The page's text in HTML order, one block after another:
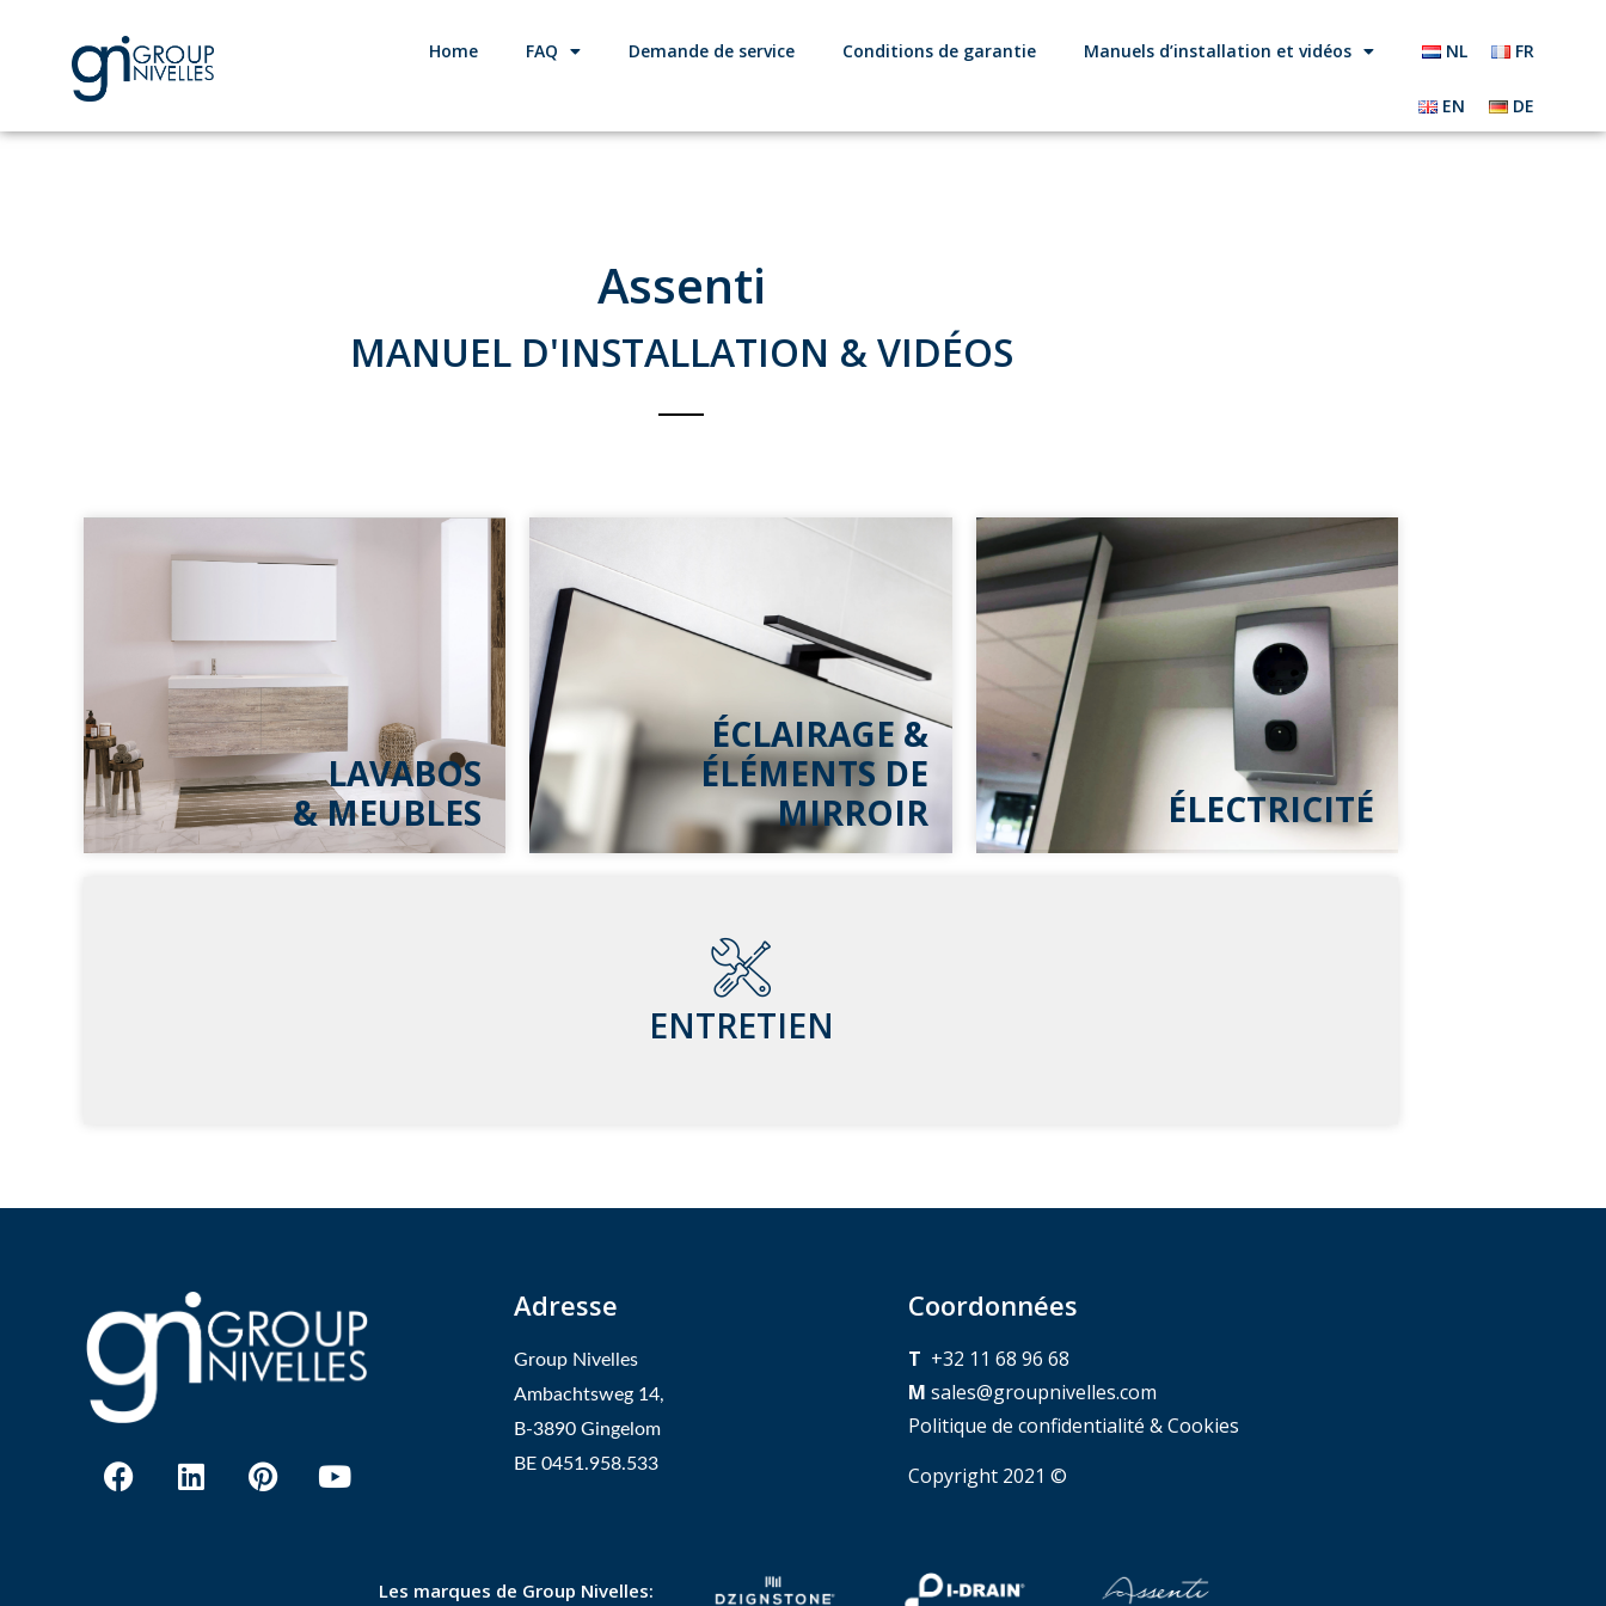
Home FAQ Demande de service Conditions de garantie Manuels d’installation et vidéos NL FR
EN DE
Assenti
MANUEL D'INSTALLATION & VIDÉOS
LAVABOS
& MEUBLES
ÉCLAIRAGE &
ÉLÉMENTS DE
MIRROIR
ÉLECTRICITÉ
ENTRETIEN
Adresse
Group Nivelles
Ambachtsweg 14,
B-3890 Gingelom
BE 0451.958.533
Coordonnées
T +32 11 68 96 68
M sales@groupnivelles.com
Politique de confidentialité & Cookies
Copyright 2021 ©
Les marques de Group Nivelles: